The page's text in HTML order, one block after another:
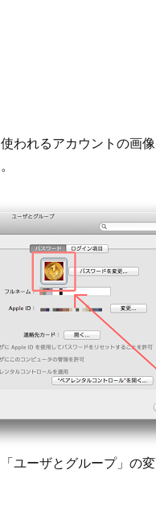
われるアカウントの画
「ユーザとグループ」の